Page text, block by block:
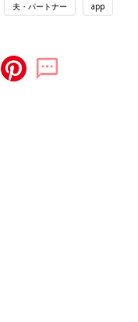
夫・パートナー app